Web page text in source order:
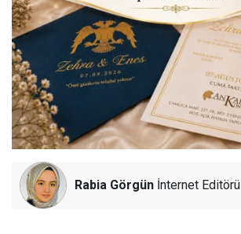
Rabia Görgün İnternet Editörü